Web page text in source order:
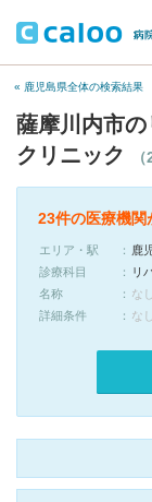
« 鹿児島県全体の検索結果
薩摩川内市の
クリニック
23件の医療機関
エリア・駅
鹿
診療科目
リ
名称
なし
詳細条件
な